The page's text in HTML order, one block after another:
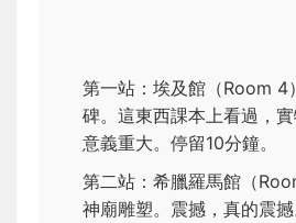
第一站：埃及館（Room
碑。這東西課本上看過，
意義重大。停留10分鐘。
第二站：希臘羅馬館（
神廟雕塑。震撼，真的震